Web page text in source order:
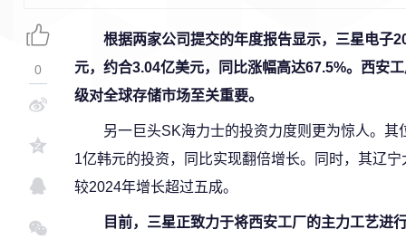
根据两家公司提交的年度报告显示，三星电子
元，约合3.04亿美元，同比涨幅高达67.5%。西安
级对全球存储市场至关重要。
另一巨头SK海力士的投资力度则更为惊人。
1亿韩元的投资，同比实现翻倍增长。同时，其辽
较2024年增长超过五成。
目前，三星正致力于将西安工厂的主力工艺进
0